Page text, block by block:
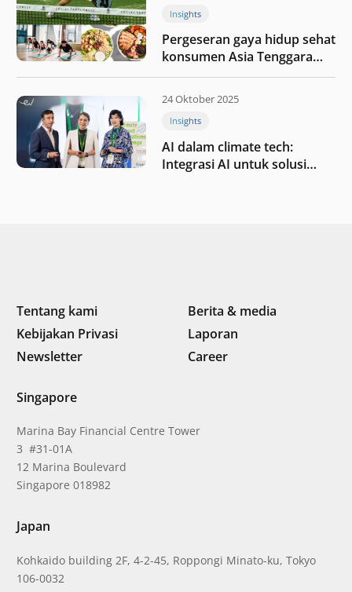
Insights
Pergeseran gaya hidup sehat
konsumen Asia Tenggara
pada tahun 2025
24 Oktober 2025
Insights
AI dalam climate tech:
Integrasi AI untuk solusi
Tentang kami
Berita & media
Kebijakan Privasi
Laporan
Newsletter
Career
Singapore
Marina Bay Financial Centre Tower
3 #31-01A
12 Marina Boulevard
Singapore 018982
Japan
Kohkaido building 2F, 4-2-45, Roppongi Minato-ku, Tokyo
106-0032